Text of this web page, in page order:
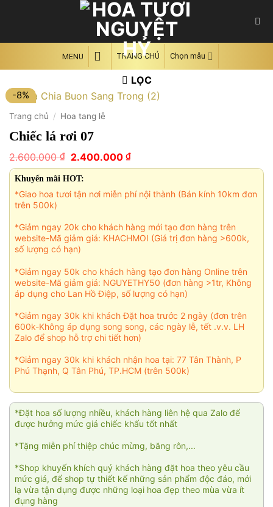
MENU TRANG CHỦ Chọn mẫu
LỌC
-8%
Trang chủ / Hoa tang lễ
Chiếc lá rơi 07
2.600.000₫ Giá
gốc
là:
2.600.000 ₫.
2.400.000 ₫Giá
hiện
2.400.000 ₫.
Khuyến mãi HOT:
*Giao hoa tươi tận nơi miễn phí nội thành (Bán kính 10km đơn
trên 500k)
*Giảm ngay 20k cho khách hàng mới tạo đơn hàng trên
website-Mã giảm giá: KHACHMOI (Giá trị đơn hàng >600k,
số lượng có hạn)
*Giảm ngay 50k cho khách hàng tạo đơn hàng Online trên
website-Mã giảm giá: NGUYETHY50 (đơn hàng >1tr, Không
áp dụng cho Lan Hồ Điệp, số lượng có hạn)
*Giảm ngay 30k khi khách Đặt hoa trước 2 ngày (đơn trên
600k-Không áp dụng song song, các ngày lễ, tết .v.v. LH
Zalo để shop hỗ trợ chi tiết hơn)
*Giảm ngay 30k khi khách nhận hoa tại: 77 Tân Thành, P
Phú Thạnh, Q Tân Phú, TP.HCM (trên 500k)
*Đặt hoa số lượng nhiều, khách hàng liên hệ qua Zalo để
được hưởng mức giá chiếc khấu tốt nhất
*Tặng miễn phí thiệp chúc mừng, băng rôn,...
*Shop khuyến khích quý khách hàng đặt hoa theo yêu cầu
mức giá, để shop tự thiết kế những sản phẩm độc đáo, mới
lạ vừa tận dụng được những loại hoa đẹp theo mùa vừa ít
đụng hàng